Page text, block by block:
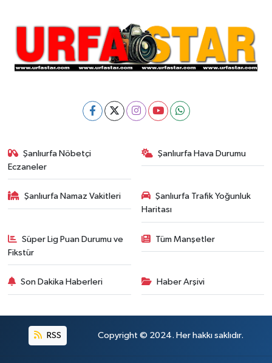
Şanlıurfa Nöbetçi
Eczaneler
Şanlıurfa Hava Durumu
Şanlıurfa Namaz Vakitleri
Şanlıurfa Trafik Yoğunluk
Haritası
Süper Lig Puan Durumu ve
Fikstür
Tüm Manşetler
Son Dakika Haberleri Haber Arşivi
RSS Copyright © 2024. Her hakkı saklıdır.